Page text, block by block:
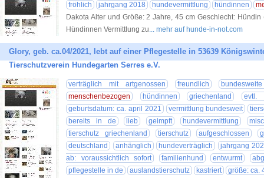
fröhlich
jahrgang 2018 hundevermittlung hündinnen
Dakota Alter und Größe: 2 Jahre, 45 cm Geschlecht:
Hündinnen Vermittlung zu... mehr auf hunde-in-not.com
Glory, geb. ca.04/2021, lebt auf einer Pflegestelle in 53639
Tierschutzverein Hundegarten Serres e.V.
verträglich mit artgenossen freundlich
menschenbezogen
hündinnen griechenland
evtl.
geburtsdatum: ca. april 2021
vermittlung bundesweit
bereits in de
lieb geimpft hundevermittlung
tierschutz griechenland
tierschutz aufgeschlossen
deutschland
anhänglich hundeverträglich
jahrgang
ab: voraussichtlich sofort
familienhund entwurmt
pflegestelle in de
auslandstierschutz kastriert
größe: ca.